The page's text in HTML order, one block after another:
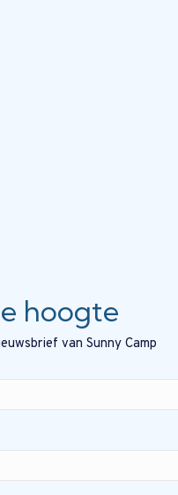
hoogte
van Sunny Camp